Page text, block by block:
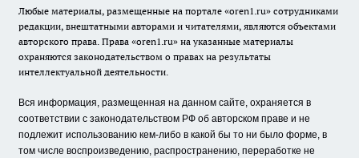
Любые материалы, размещенные на портале «oren1.ru» сотрудниками
редакции, внештатными авторами и читателями, являются объектами
авторского права. Права «oren1.ru» на указанные материалы
охраняются законодательством о правах на результаты
интеллектуальной деятельности.
Вся информация, размещенная на данном сайте, охраняется в
соответствии с законодательством РФ об авторском праве и не
подлежит использованию кем-либо в какой бы то ни было форме, в
том числе воспроизведению, распространению, переработке не